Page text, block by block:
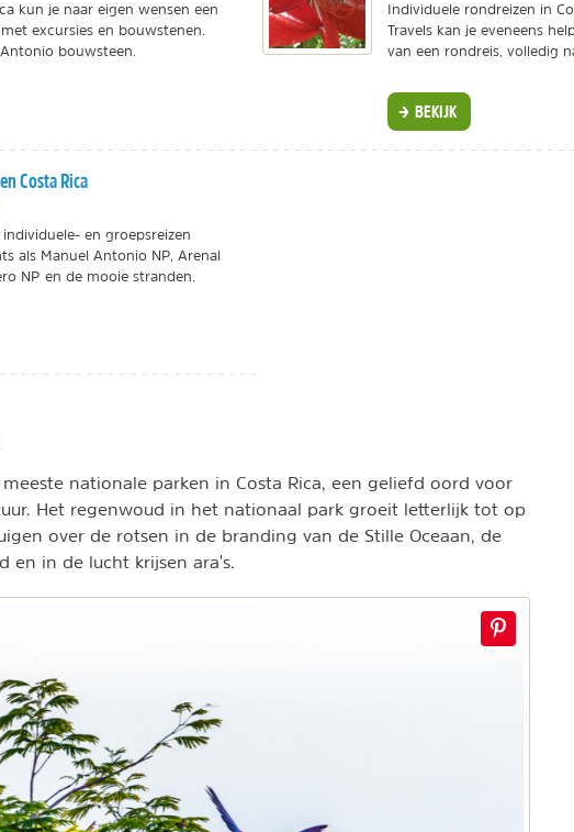
kun je naar eigen wensen een
excursies en bouwstenen.
bouwsteen.
Individuele rondreizen in
Travels kan je eveneens
van een rondreis, volledig
BEKIJK
Costa Rica
en groepsreizen
als Manuel Antonio NP, Arenal
NP en de mooie stranden.
nationale parken in Costa Rica, een geliefd oord voor
Het regenwoud in het nationaal park groeit letterlijk tot op
over de rotsen in de branding van de Stille Oceaan, de
in de lucht krijsen ara's.